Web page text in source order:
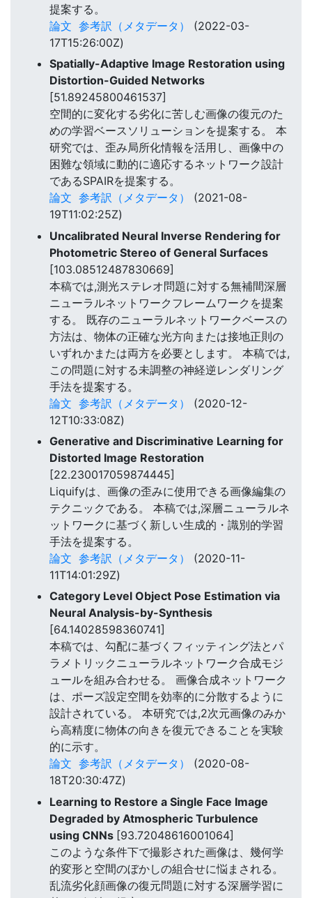
提案する。
論文 参考訳（メタデータ）
(2022-03-
17T15:26:00Z)
Spatially-Adaptive Image Restoration using
Distortion-Guided Networks
[51.89245800461537]
空間的に変化する劣化に苦しむ画像の復元のた
めの学習ベースソリューションを提案する。 本
研究では、歪み局所化情報を活用し、画像中の
困難な領域に動的に適応するネットワーク設計
であるSPAIRを提案する。
論文 参考訳（メタデータ）
(2021-08-
19T11:02:25Z)
Uncalibrated Neural Inverse Rendering for
Photometric Stereo of General Surfaces
[103.08512487830669]
本稿では,測光ステレオ問題に対する無補間深層
ニューラルネットワークフレームワークを提案
する。 既存のニューラルネットワークベースの
方法は、物体の正確な光方向または接地正則の
いずれかまたは両方を必要とします。 本稿では,
この問題に対する未調整の神経逆レンダリング
手法を提案する。
論文 参考訳（メタデータ）
(2020-12-
12T10:33:08Z)
Generative and Discriminative Learning for
Distorted Image Restoration
[22.230017059874445]
Liquifyは、画像の歪みに使用できる画像編集の
テクニックである。 本稿では,深層ニューラルネ
ットワークに基づく新しい生成的・識別的学習
手法を提案する。
論文 参考訳（メタデータ）
(2020-11-
11T14:01:29Z)
Category Level Object Pose Estimation via
Neural Analysis-by-Synthesis
[64.14028598360741]
本稿では、勾配に基づくフィッティング法とパ
ラメトリックニューラルネットワーク合成モジ
ュールを組み合わせる。 画像合成ネットワーク
は、ポーズ設定空間を効率的に分散するように
設計されている。 本研究では,2次元画像のみか
ら高精度に物体の向きを復元できることを実験
的に示す。
論文 参考訳（メタデータ）
(2020-08-
18T20:30:47Z)
Learning to Restore a Single Face Image
Degraded by Atmospheric Turbulence
using CNNs [93.72048616001064]
このような条件下で撮影された画像は、幾何学
的変形と空間のぼかしの組合せに悩まされる。
乱流劣化顔画像の復元問題に対する深層学習に